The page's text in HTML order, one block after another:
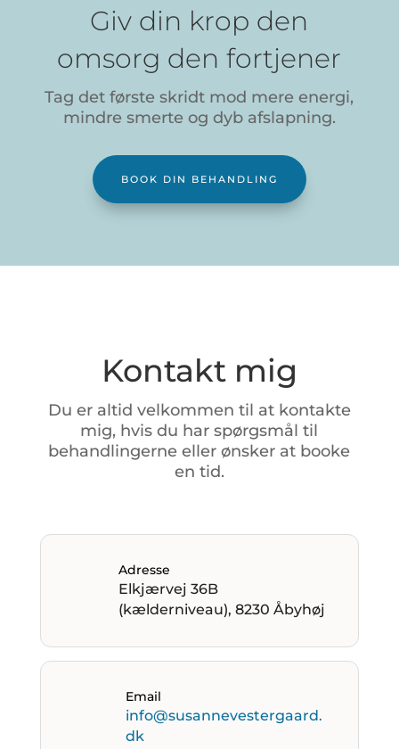
Giv din krop den
omsorg den fortjener
Tag det første skridt mod mere energi,
mindre smerte og dyb afslapning.
BOOK DIN BEHANDLING
Kontakt mig
Du er altid velkommen til at kontakte
mig, hvisdu harspørgsmåltil
behandlingerneellerønsker at booke
en tid.
Adresse
Elkjærvej 36B
(kælderniveau), 8230 Åbyhøj
Email
info@susannevestergaard.
dk